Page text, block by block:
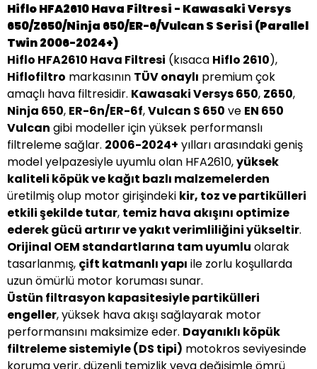
Hiflo HFA2610 Hava Filtresi - Kawasaki Versys
650/Z650/Ninja 650/ER-6/Vulcan S Serisi (Parallel
Twin 2006-2024+)
Hiflo HFA2610 Hava Filtresi (kısaca Hiflo 2610),
Hiflofiltro markasının TÜV onaylı premium çok
amaçlı hava filtresidir. Kawasaki Versys 650, Z650,
Ninja 650, ER-6n/ER-6f,Vulcan S 650 ve EN 650
Vulcan gibi modeller için yüksek performanslı
filtreleme sağlar. 2006-2024+ yılları arasındaki geniş
model yelpazesiyle uyumlu olan HFA2610,yüksek
kaliteli köpük ve kağıt bazlı malzemelerden
üretilmiş olup motor girişindeki kir, toz ve partikülleri
etkili şekilde tutar, temiz hava akışını optimize
ederek gücü artırır ve yakıt verimliliğini yükseltir.
Orijinal OEM standartlarına tam uyumlu olarak
tasarlanmış, çift katmanlı yapı ile zorlu koşullarda
uzun ömürlü motor koruması sunar.
Üstün filtrasyon kapasitesiyle partikülleri
engeller, yüksek hava akışı sağlayarak motor
performansını maksimize eder. Dayanıklı köpük
filtreleme sistemiyle (DS tipi) motokros seviyesinde